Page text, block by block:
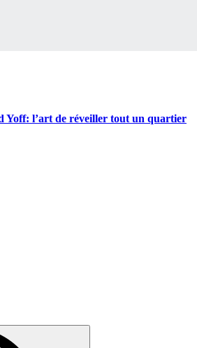
Yoff: l’art de réveiller tout un quartier